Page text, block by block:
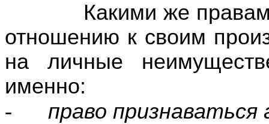
Какими же правами
отношению к своим
на личные
именно:
-
право